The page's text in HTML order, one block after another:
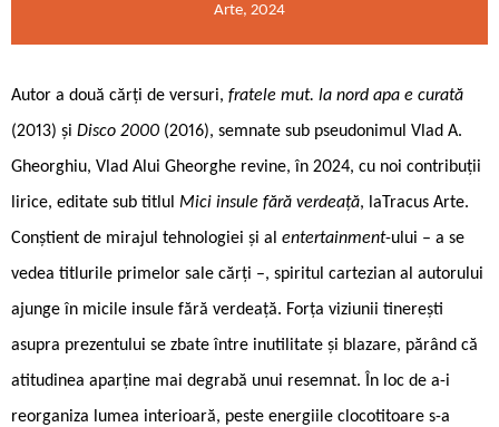
Arte, 2024
Autor a două cărți de versuri, fratele mut. la nord apa e curată
(2013) și Disco 2000 (2016), semnate sub pseudonimul Vlad A.
Gheorghiu, Vlad Alui Gheorghe revine, în 2024, cu noi contribuții
lirice, editate sub titlul Mici insule fără verdeață, laTracus Arte.
Conștient de mirajul tehnologiei și al entertainment-ului – a se
vedea titlurile primelor sale cărți –, spiritul cartezian al autorului
ajunge în micile insule fără verdeață. Forța viziunii tinerești
asupra prezentului se zbate între inutilitate și blazare, părând că
atitudinea aparține mai degrabă unui resemnat. În loc de a-i
reorganiza lumea interioară, peste energiile clocotitoare s-a